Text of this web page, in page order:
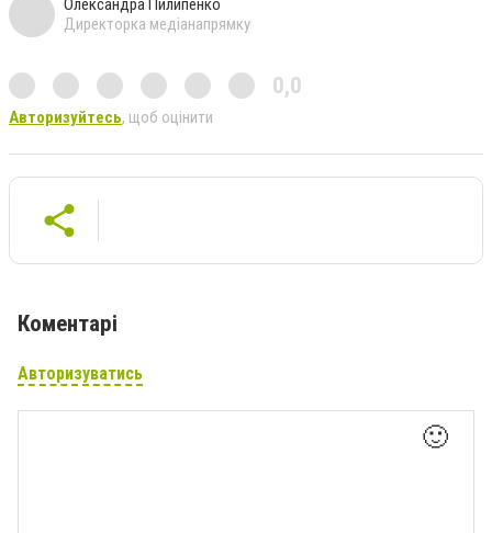
Олександра Пилипенко
Директорка медіанапрямку
0,0
Авторизуйтесь, щоб оцінити
Коментарі
Авторизуватись
🙂